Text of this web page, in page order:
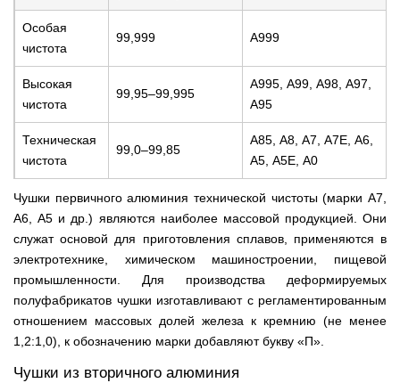
Особая
чистота
99,999 А999
Высокая
чистота
99,95–99,995
А995, А99, А98, А97,
А95
Техническая
чистота
99,0–99,85
А85, А8, А7, А7Е, А6,
А5, А5Е, А0
Чушки первичного алюминия технической чистоты (марки А7,
А6, А5 и др.) являются наиболее массовой продукцией. Они
служат основой для приготовления сплавов, применяются в
электротехнике, химическом машиностроении, пищевой
промышленности. Для производства деформируемых
полуфабрикатов чушки изготавливают с регламентированным
отношением массовых долей железа к кремнию (не менее
1,2:1,0), к обозначению марки добавляют букву «П».
Чушки из вторичного алюминия